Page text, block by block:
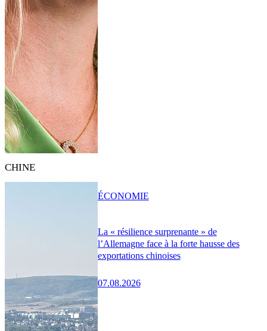
CHINE
La « résilience surprenante » de
l’Allemagne face à la forte hausse des
exportations chinoises
07.08.2026
ÉCONOMIE